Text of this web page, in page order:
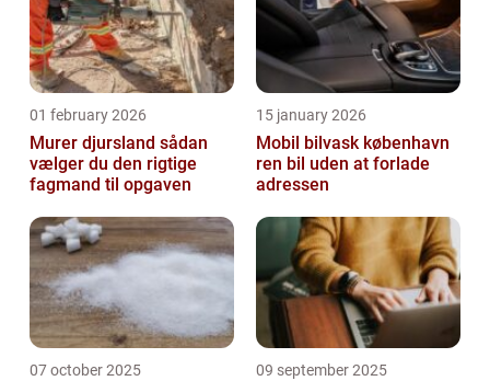
01 february 2026
Murer djursland sådan
vælger du den rigtige
fagmand til opgaven
15 january 2026
Mobil bilvask københavn
ren bil uden at forlade
adressen
07 october 2025 09 september 2025